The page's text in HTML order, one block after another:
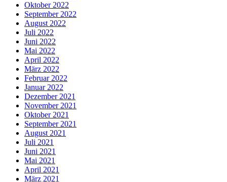
Oktober 2022
September 2022
August 2022
Juli 2022
Juni 2022
Mai 2022
April 2022
März 2022
Februar 2022
Januar 2022
Dezember 2021
November 2021
Oktober 2021
September 2021
August 2021
Juli 2021
Juni 2021
Mai 2021
April 2021
März 2021